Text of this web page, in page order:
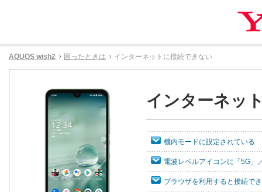
AQUOS wish2 困ったときは インターネットに接続できない
インターネッ
機内モードに設定されている
電波レベルアイコンに「5G」
ブラウザを利用すると接続で